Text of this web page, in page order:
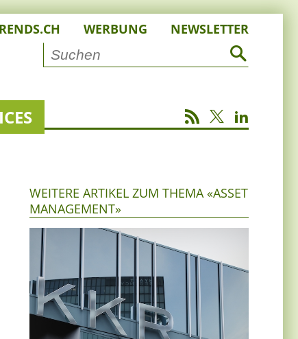
WERBUNG NEWSLETTER
WEITERE ARTIKEL ZUM THEMA «ASSET
MANAGEMENT»